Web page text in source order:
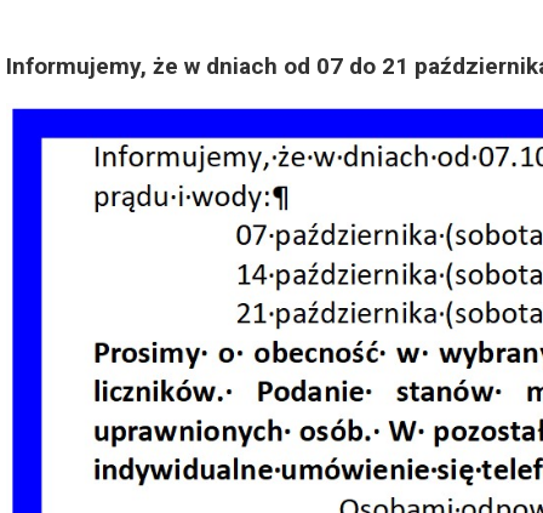
Dzień Działkowca 2019
Dzień Działkowca 2023
Dzień Działkowca 2024
Dzień Działkowca 2025
Informujemy, że w dniach od 07 do 21